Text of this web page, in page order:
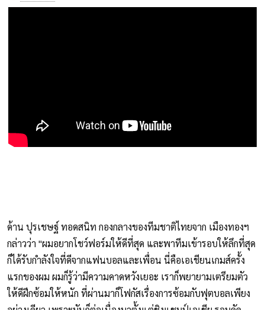
ด้าน ปุรเชษฐ์ ทอดสนิท กองกลางของทีมชาติไทยจาก เมืองทองฯ
กล่าวว่า "ผมอยากโชว์ฟอร์มให้ดีที่สุด และพาทีมเข้ารอบให้ลึกที่สุด
ก็ได้รับกำลังใจที่ดีจากแฟนบอลและเพื่อน นี่คือเอเชียนเกมส์ครั้ง
แรกของผม ผมก็รู้ว่ามีความคาดหวังเยอะ เราก็พยายามเตรียมตัว
ให้ดีฝึกซ้อมให้หนัก ที่ผ่านมาก็โฟกัสเรื่องการซ้อมกับฟุตบอลเพียง